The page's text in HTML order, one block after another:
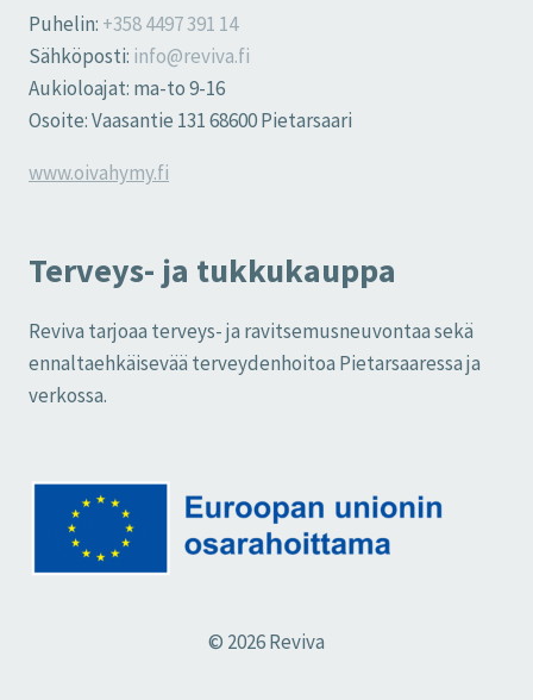
Puhelin: +358 4497 391 14
Sähköposti: info@reviva.fi
Aukioloajat: ma-to 9-16
Osoite: Vaasantie 131 68600 Pietarsaari
www.oivahymy.fi
Terveys- ja tukkukauppa
Reviva tarjoaa terveys- ja ravitsemusneuvontaa sekä
ennaltaehkäisevää terveydenhoitoa Pietarsaaressa ja
verkossa.
© 2026 Reviva